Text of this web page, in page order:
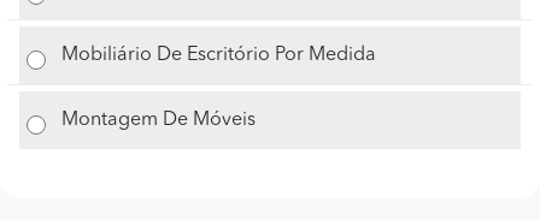
Mobiliário De Escritório Por Medida
Montagem De Móveis